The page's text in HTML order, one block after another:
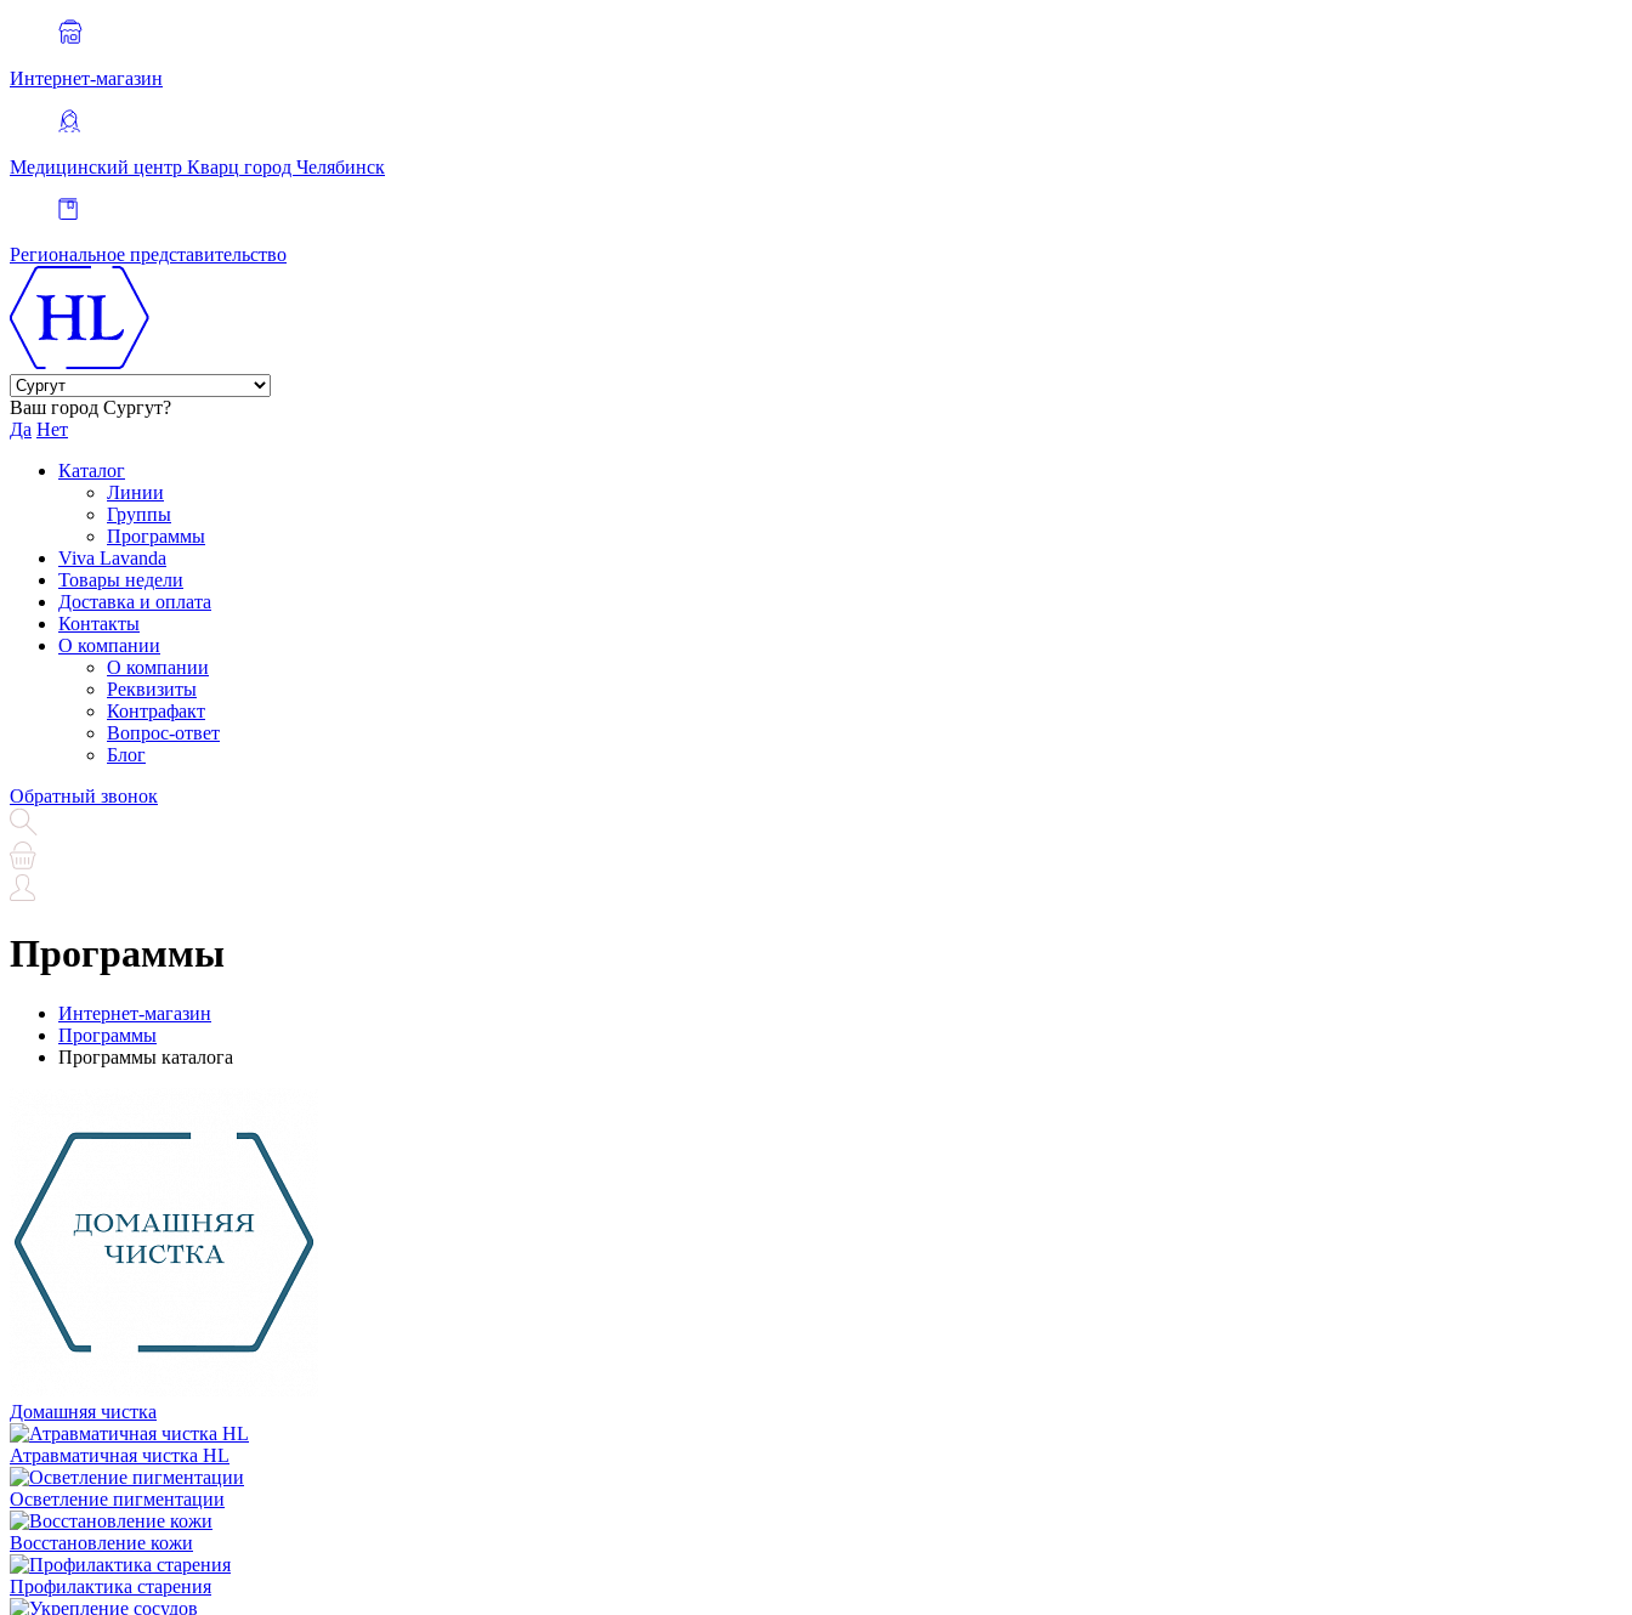
Интернет-магазин
Медицинский центр Кварц город Челябинск
Региональное представительство
Ваш город Сургут?
Да Нет
Каталог
Линии
Группы
Программы
Viva Lavanda
Товары недели
Доставка и оплата
Контакты
О компании
О компании
Реквизиты
Контрафакт
Вопрос-ответ
Блог
Обратный звонок
Программы
Интернет-магазин
Программы
Программы каталога
Домашняя чистка
Атравматичная чистка HL
Осветление пигментации
Восстановление кожи
Профилактика старения